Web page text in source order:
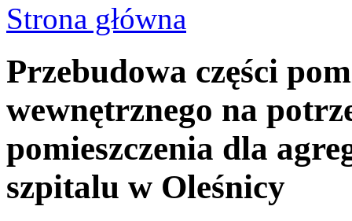
Strona główna
Przebudowa części
wewnętrznego na
pomieszczenia dla
szpitalu w Oleśnicy